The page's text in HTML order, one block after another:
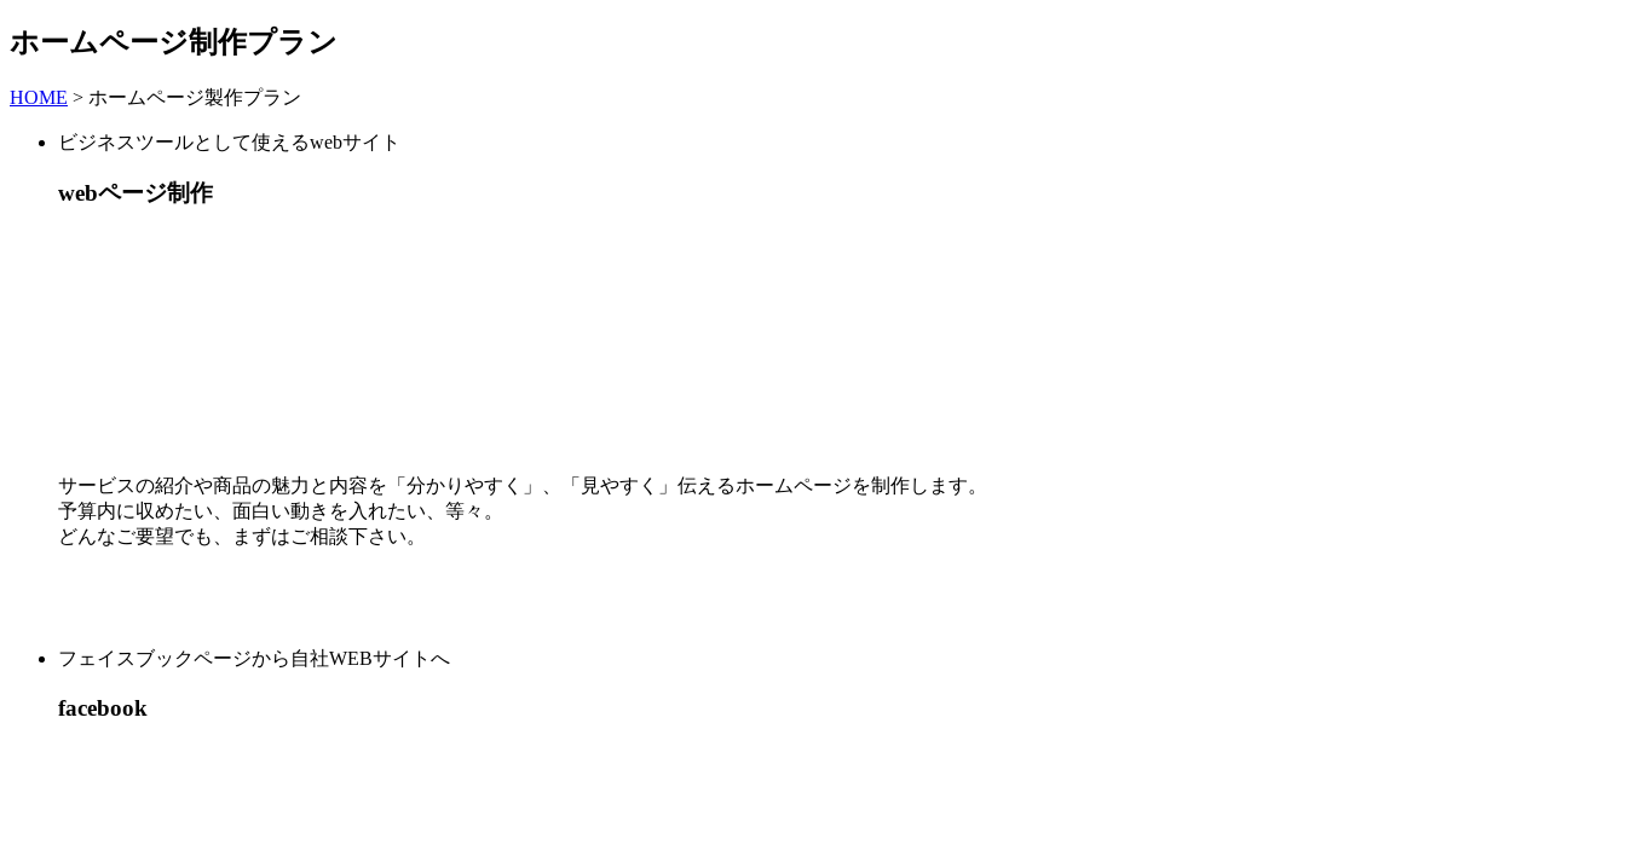
ホームページ制作プラン
HOME > ホームページ製作プラン
ビジネスツールとして使えるwebサイト
webページ制作
サービスの紹介や商品の魅力と内容を「分かりやすく」、「見やすく」伝えるホームページを制作します。
予算内に収めたい、面白い動きを入れたい、等々。
どんなご要望でも、まずはご相談下さい。
フェイスブックページから自社WEBサイトへ
facebook